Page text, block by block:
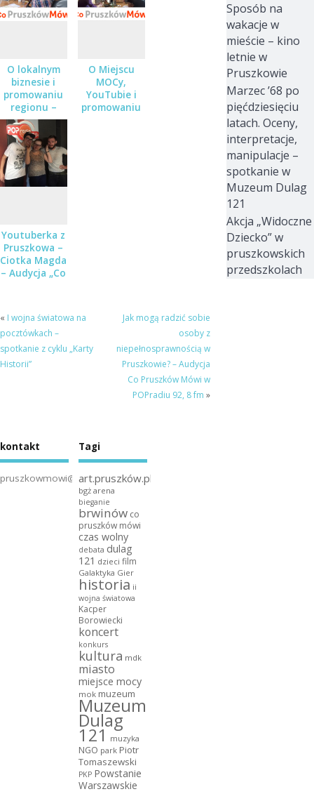
O lokalnym
biznesie i
promowaniu
regionu –
Audycja „Co
Pruszków
Mówi” w
POPRadiu
O Miejscu
MOCy,
YouTubie i
promowaniu
Youtuberka z
Pruszkowa –
Ciotka Magda
– Audycja „Co
« I wojna światowa na
pocztówkach –
spotkanie z cyklu „Karty
Historii”
Jak mogą radzić sobie
osoby z
niepełnosprawnością w
Pruszkowie? – Audycja
Co Pruszków Mówi w
POPradiu 92, 8 fm »
Sposób na
wakacje w
mieście – kino
letnie w
Pruszkowie
Marzec ’68 po
pięćdziesięciu
latach. Oceny,
interpretacje,
manipulacje –
spotkanie w
Muzeum Dulag
121
Akcja „Widoczne
Dziecko” w
pruszkowskich
przedszkolach
kontakt
pruszkowmowi@gmail.com
Tagi
art.pruszków.pl
bgż arena
bieganie
brwinów co
pruszków mówi
czas wolny
debata dulag
121 dzieci film
Galaktyka Gier
historia ii
wojna światowa
Kacper
Borowiecki
koncert
konkurs
kultura mdk
miasto
miejsce mocy
mok muzeum
Muzeum
Dulag
121 muzyka
NGO park Piotr
Tomaszewski
PKP Powstanie
Warszawskie